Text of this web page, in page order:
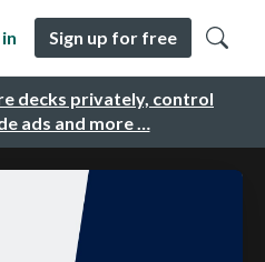
decks privately, control
ads and more …
Sign up for free